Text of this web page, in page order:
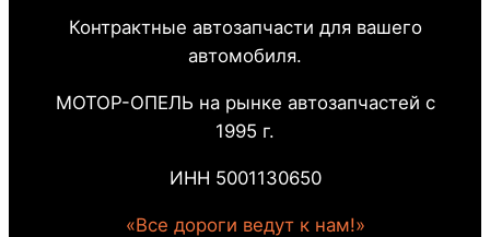
Контрактные автозапчасти для вашего
автомобиля.
МОТОР-ОПЕЛЬ на рынке автозапчастей с
1995 г.
ИНН 5001130650
«Все дороги ведут к нам!»